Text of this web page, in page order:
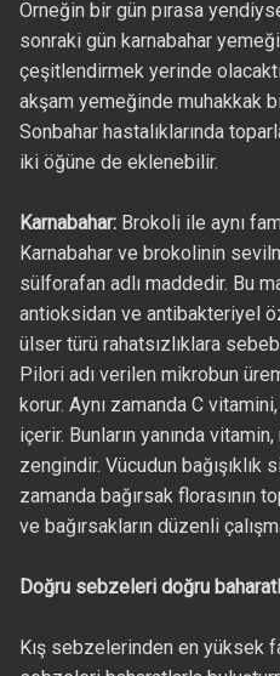
Örneğin bir gün pırasa
sonraki gün karnabahar
çeşitlendirmek yerinde
akşam yemeğinde muhakkak
Sonbahar hastalıklarında
iki öğüne de eklenebilir.
Karnabahar:Brokoli ile aynı
Karnabahar ve brokolinin
sülforafan adlı maddedir. Bu
antioksidan ve antibakteriyel
ülser türü rahatsızlıklara
Pilori adı verilen mikrobun
korur. Aynı zamanda C
içerir. Bunların yanında
zengindir. Vücudun bağışıklık
zamanda bağırsak florasının
ve bağırsakların düzenli
Doğru sebzeleri doğru
Kış sebzelerinden en yüksek